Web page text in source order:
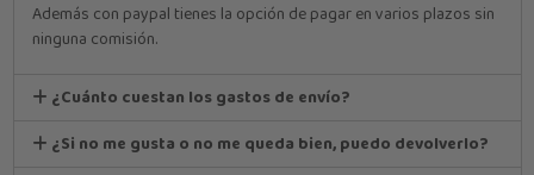
Además con paypal tienes la opción de pagar en varios plazos sin
ninguna comisión.
¿Cuánto cuestan los gastos de envío?
¿Si no me gusta o no me queda bien, puedo devolverlo?